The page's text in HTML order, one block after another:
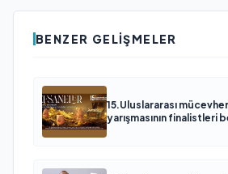
BENZER GELIŞMELER
15.Uluslararası
yarışmasının finalistleri